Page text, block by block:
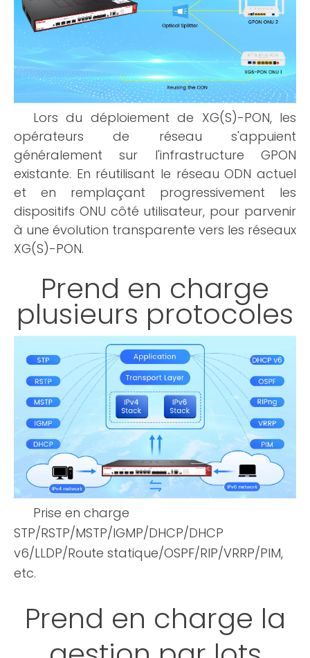
Lors du déploiement de XG(S)-PON, les
opérateurs de réseau s'appuient
généralement sur l'infrastructure GPON
existante. En réutilisant le réseau ODN actuel
et en remplaçant progressivement les
dispositifs ONU côté utilisateur, pour parvenir
à une évolution transparente vers les réseaux
XG(S)-PON.
Prend en charge
plusieurs protocoles
Prise en charge
STP/RSTP/MSTP/IGMP/DHCP/DHCP
v6/LLDP/Route statique/OSPF/RIP/VRRP/PIM,
etc.
Prend en charge la